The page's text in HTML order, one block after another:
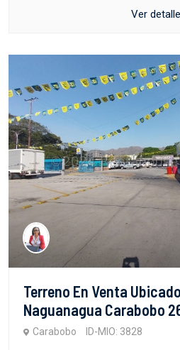
Ver
Terreno En Venta
Naguanagua Carabobo
Carabobo ID-MIO: 3828